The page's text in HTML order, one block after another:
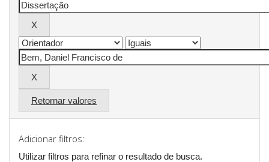
Retornar valores
Adicionar filtros:
Utilizar filtros para refinar o resultado de busca.